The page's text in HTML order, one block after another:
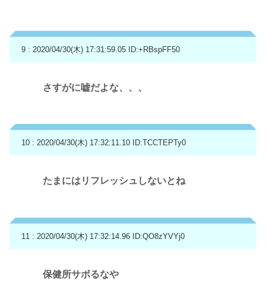
9 : 2020/04/30(木) 17:31:59.05 ID:+RBspFF50
さすがに嘘だよな、、、
10 : 2020/04/30(木) 17:32:11.10 ID:TCCTEPTy0
たまにはリフレッシュしないとね
11 : 2020/04/30(木) 17:32:14.96 ID:QO8zYVYj0
保健所サボるなや